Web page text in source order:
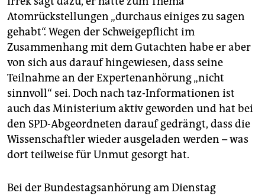
Atomrückstellungen „durchaus einiges zu sagen
gehabt“. Wegen der Schweigepflicht im
Zusammenhang mit dem Gutachten habe er aber
von sich aus darauf hingewiesen, dass seine
Teilnahme an der Expertenanhörung „nicht
sinnvoll“ sei. Doch nach taz-Informationen ist
auch das Ministerium aktiv geworden und hat bei
den SPD-Abgeordneten darauf gedrängt, dass die
Wissenschaftler wieder ausgeladen werden – was
dort teilweise für Unmut gesorgt hat.
Bei der Bundestagsanhörung am Dienstag